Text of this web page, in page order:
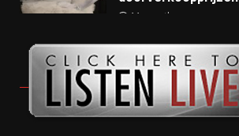
11 months ago